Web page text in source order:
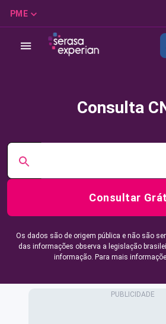
PME
Consulta
Consultar
Os dados são de origem pública e não são
das informações observa a legislação
informação. Para mais